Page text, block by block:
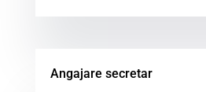
Angajare secretar